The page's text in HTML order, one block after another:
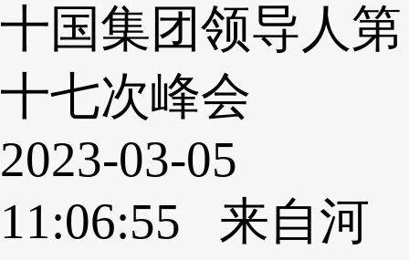
十国集团领导人第
十七次峰会
2023-03-05
11:06:55 来自河